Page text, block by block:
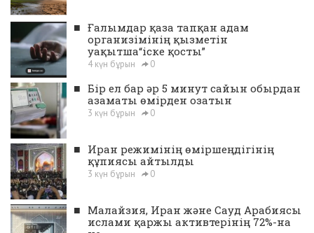
■ Ғалымдар қаза тапқан адам
организімінің қызметін
уақытша“іске қосты”
4 күн бұрын 0
■ Бір ел бар әр 5 минут сайын обырдан
азаматы өмірден озатын
3 күн бұрын 0
■ Иран режимінің өміршеңдігінің
құпиясы айтылды
3 күн бұрын 0
■ Малайзия, Иран және Сауд Арабиясы
ислами қаржы активтерінің 72%-на